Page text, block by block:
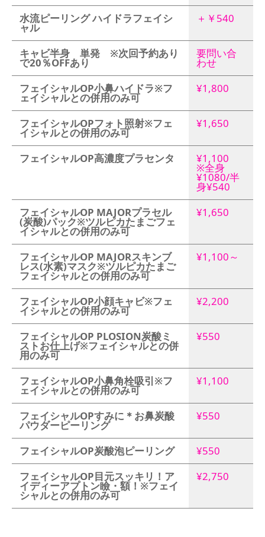
水流ピーリング ハイドラフェイシ
ャル
＋￥540
キャビ半身 単発 ※次回予約あり
で20％OFFあり
要問い合
わせ
フェイシャルOP小鼻ハイドラ※フ
ェイシャルとの併用のみ可
¥1,800
フェイシャルOPフォト照射※フェ
イシャルとの併用のみ可
¥1,650
フェイシャルOP高濃度プラセンタ ¥1,100
※全身
¥1080/半
身¥540
フェイシャルOP MAJORプラセル
(炭酸)パック※ツルピカたまごフェ
イシャルとの併用のみ可
¥1,650
フェイシャルOP MAJORスキンブ
レス(水素)マスク※ツルピカたまご
フェイシャルとの併用のみ可
¥1,100～
フェイシャルOP小顔キャビ※フェ
イシャルとの併用のみ可
¥2,200
フェイシャルOP PLOSION炭酸ミ
ストお仕上げ※フェイシャルとの併
用のみ可
¥550
フェイシャルOP小鼻角栓吸引※フ
ェイシャルとの併用のみ可
¥1,100
フェイシャルOPすみに＊お鼻炭酸
パウダーピーリング
¥550
フェイシャルOP炭酸泡ピーリング
¥550
フェイシャルOP目元スッキリ！ア
イディーアプトン瞼・額！※フェイ
シャルとの併用のみ可
¥2,750